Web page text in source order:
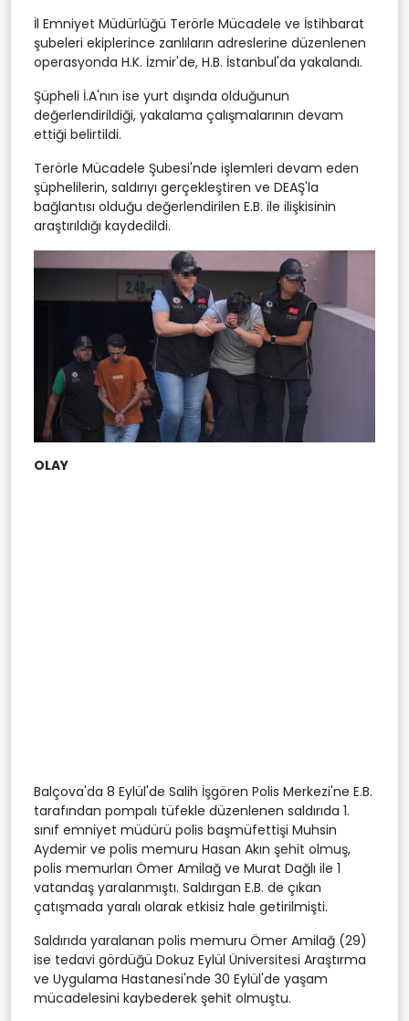
İl Emniyet Müdürlüğü Terörle Mücadele ve İstihbarat
şubeleri ekiplerince zanlıların adreslerine düzenlenen
operasyonda H.K. İzmir'de, H.B. İstanbul'da yakalandı.
Şüpheli İ.A'nın ise yurt dışında olduğunun
değerlendirildiği, yakalama çalışmalarının devam
ettiği belirtildi.
Terörle Mücadele Şubesi'nde işlemleri devam eden
şüphelilerin, saldırıyı gerçekleştiren ve DEAŞ'la
bağlantısı olduğu değerlendirilen E.B. ile ilişkisinin
araştırıldığı kaydedildi.
OLAY
Balçova'da 8 Eylül'de Salih İşgören Polis Merkezi'ne E.B.
tarafından pompalı tüfekle düzenlenen saldırıda 1.
sınıf emniyet müdürü polis başmüfettişi Muhsin
Aydemir ve polis memuru Hasan Akın şehit olmuş,
polis memurları Ömer Amilağ ve Murat Dağlı ile 1
vatandaş yaralanmıştı. Saldırgan E.B. de çıkan
çatışmada yaralı olarak etkisiz hale getirilmişti.
Saldırıda yaralanan polis memuru Ömer Amilağ (29)
ise tedavi gördüğü Dokuz Eylül Üniversitesi Araştırma
ve Uygulama Hastanesi'nde 30 Eylül'de yaşam
mücadelesini kaybederek şehit olmuştu.